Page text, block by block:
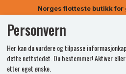
Norges flotteste butikk for
Personvern
Her kan du vurdere og tilpasse
dette nettstedet. Du bestemmer! Aktiver
etter eget ønske.